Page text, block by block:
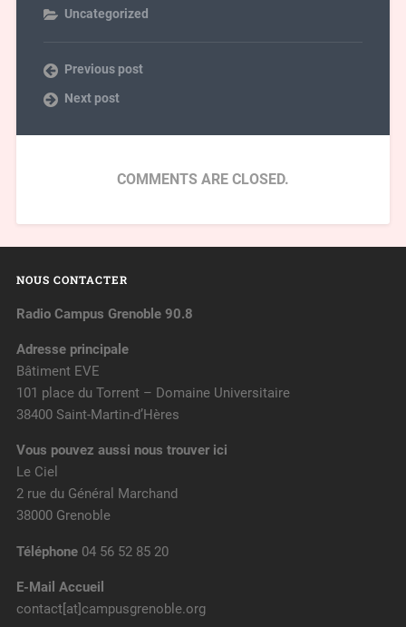
Uncategorized
Previous post
Next post
COMMENTS ARE CLOSED.
NOUS CONTACTER
Radio Campus Grenoble 90.8
Adresse principale
Bâtiment EVE
101 place du Torrent – Domaine Universitaire
38400 Saint-Martin-d’Hères
Vous pouvez aussi nous trouver ici
Le Ciel
2 rue du Général Marchand
38000 Grenoble
Téléphone04 56 52 85 20
E-Mail Accueil
contact[at]campusgrenoble.org